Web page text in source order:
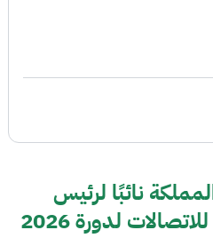
نائبًا لرئيس
لدورة 2026